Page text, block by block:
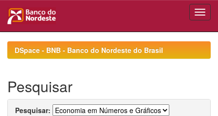
navigationDSpace - BNB - Banco do Nordeste do Brasil
Pesquisar
Pesquisar: